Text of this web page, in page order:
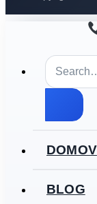
DOMOV
BLOG